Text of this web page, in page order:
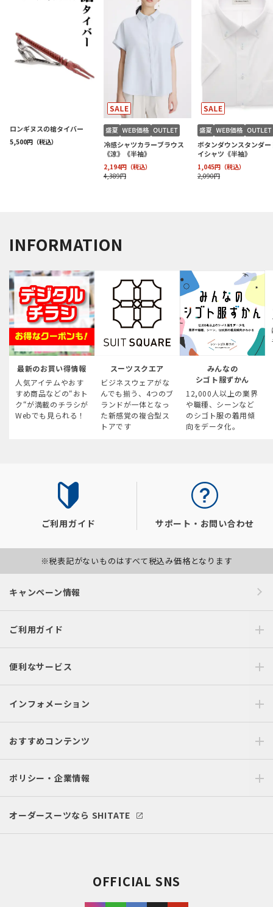
INFORMATION
最新のお買い得情報
人気アイテムやおす
すめ商品などの“おト
ク“が満載のチラシが
Webでも見られる！
スーツスクエア
ビジネスウェアがな
んでも揃う、4つのブ
ランドが一体となっ
た新感覚の複合型ス
トアです
みんなの
シゴト服ずかん
12,000人以上の業界
や職種、シーンなど
のシゴト服の着用傾
向をデータ化。
ご利用ガイド サポート・お問い合わせ
※税表記がないものはすべて税込み価格となります
キャンペーン情報
ご利用ガイド
便利なサービス
インフォメーション
おすすめコンテンツ
ポリシー・企業情報
オーダースーツなら SHITATE
OFFICIAL SNS